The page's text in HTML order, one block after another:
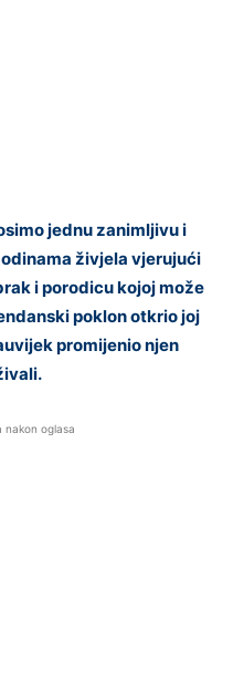
jednu zanimljivu i
živjela vjerujući
i porodicu kojoj može
poklon otkrio joj
promijenio njen
nakon oglasa